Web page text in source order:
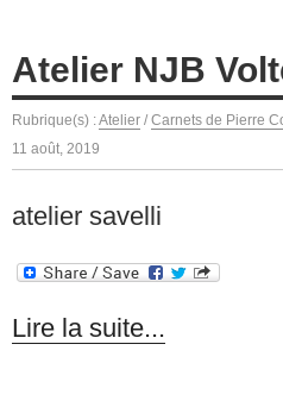
Atelier NJB
Rubrique(s) :Atelier / Carnets de Pierre
11 août, 2019
atelier savelli
Lire la suite...